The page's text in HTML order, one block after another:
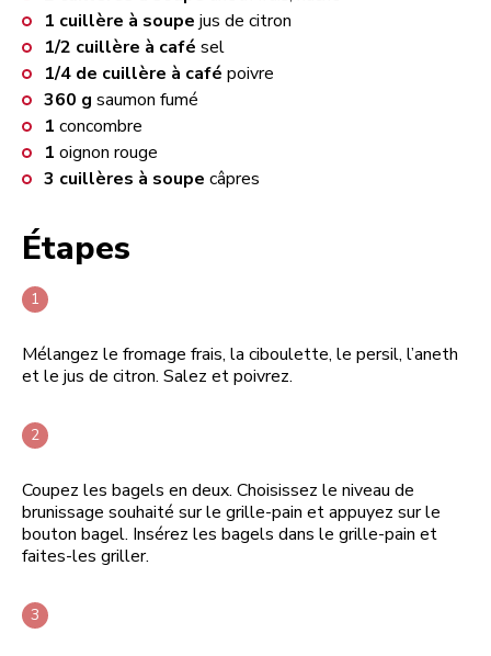
1 cuillère à soupe jus de citron
1/2 cuillère à café sel
1/4 de cuillère à café poivre
360 g saumon fumé
1 concombre
1 oignon rouge
3 cuillères à soupe câpres
Étapes
Mélangez le fromage frais, la ciboulette, le persil, l’aneth
et le jus de citron. Salez et poivrez.
Coupez les bagels en deux. Choisissez le niveau de
brunissage souhaité sur le grille-pain et appuyez sur le
bouton bagel. Insérez les bagels dans le grille-pain et
faites-les griller.